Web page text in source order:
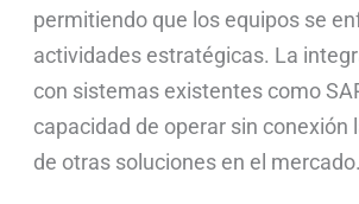
permitiendo que los equipos se
actividades estratégicas. La
con sistemas existentes como
capacidad de operar sin conexión
de otras soluciones en el mercado.